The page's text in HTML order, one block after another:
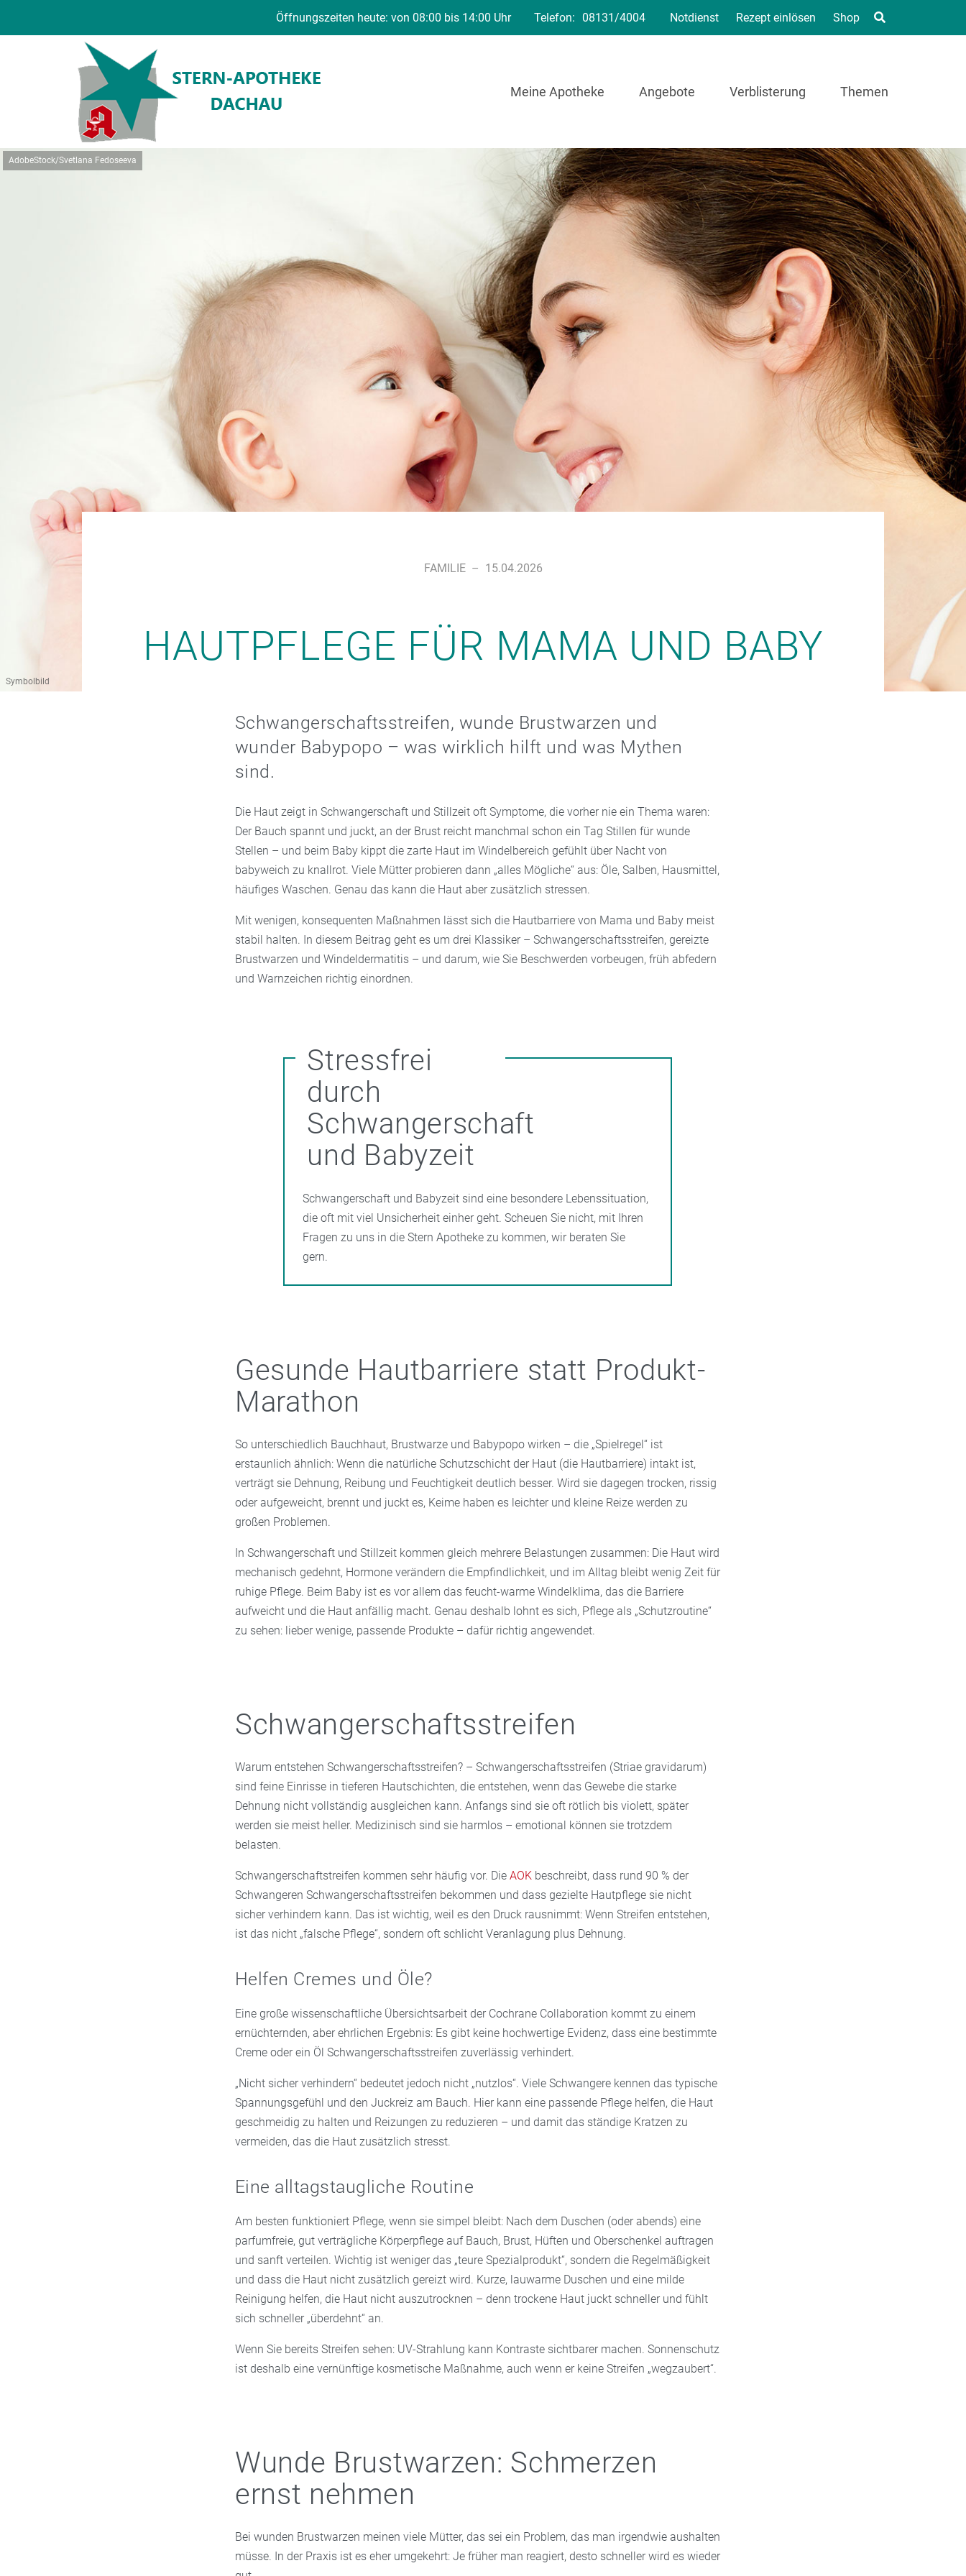
Öffnungszeiten heute: von 08:00 bis 14:00 Uhr Telefon: 08131/4004 Notdienst Rezept einlösen Shop
Meine Apotheke Angebote Verblisterung Themen
AdobeStock/Svetlana Fedoseeva
Symbolbild
FAMILIE – 15.04.2026
HAUTPFLEGE FÜR MAMA UND BABY
Schwangerschaftsstreifen, wunde Brustwarzen und
wunder Babypopo – was wirklich hilft und was Mythen
sind.
Die Haut zeigt in Schwangerschaft und Stillzeit oft Symptome, die vorher nie ein Thema waren:
Der Bauch spannt und juckt, an der Brust reicht manchmal schon ein Tag Stillen für wunde
Stellen – und beim Baby kippt die zarte Haut im Windelbereich gefühlt über Nacht von
babyweich zu knallrot. Viele Mütter probieren dann „alles Mögliche“ aus: Öle, Salben, Hausmittel,
häufiges Waschen. Genau das kann die Haut aber zusätzlich stressen.
Mit wenigen, konsequenten Maßnahmen lässt sich die Hautbarriere von Mama und Baby meist
stabil halten. In diesem Beitrag geht es um drei Klassiker – Schwangerschaftsstreifen, gereizte
Brustwarzen und Windeldermatitis – und darum, wie Sie Beschwerden vorbeugen, früh abfedern
und Warnzeichen richtig einordnen.
Stressfrei
durch
Schwangerschaft
und Babyzeit
Schwangerschaft und Babyzeit sind eine besondere Lebenssituation,
die oft mit viel Unsicherheit einher geht. Scheuen Sie nicht, mit Ihren
Fragen zu uns in die Stern Apotheke zu kommen, wir beraten Sie
gern.
Gesunde Hautbarriere statt Produkt-
Marathon
So unterschiedlich Bauchhaut, Brustwarze und Babypopo wirken – die „Spielregel“ ist
erstaunlich ähnlich: Wenn die natürliche Schutzschicht der Haut (die Hautbarriere) intakt ist,
verträgt sie Dehnung, Reibung und Feuchtigkeit deutlich besser. Wird sie dagegen trocken, rissig
oder aufgeweicht, brennt und juckt es, Keime haben es leichter und kleine Reize werden zu
großen Problemen.
In Schwangerschaft und Stillzeit kommen gleich mehrere Belastungen zusammen: Die Haut wird
mechanisch gedehnt, Hormone verändern die Empfindlichkeit, und im Alltag bleibt wenig Zeit für
ruhige Pflege. Beim Baby ist es vor allem das feucht-warme Windelklima, das die Barriere
aufweicht und die Haut anfällig macht. Genau deshalb lohnt es sich, Pflege als „Schutzroutine“
zu sehen: lieber wenige, passende Produkte – dafür richtig angewendet.
Schwangerschaftsstreifen
Warum entstehen Schwangerschaftsstreifen? – Schwangerschaftsstreifen (Striae gravidarum)
sind feine Einrisse in tieferen Hautschichten, die entstehen, wenn das Gewebe die starke
Dehnung nicht vollständig ausgleichen kann. Anfangs sind sie oft rötlich bis violett, später
werden sie meist heller. Medizinisch sind sie harmlos – emotional können sie trotzdem
belasten.
Schwangerschaftstreifen kommen sehr häufig vor. Die AOKbeschreibt, dass rund 90 % der
Schwangeren Schwangerschaftsstreifen bekommen und dass gezielte Hautpflege sie nicht
sicher verhindern kann. Das ist wichtig, weil es den Druck rausnimmt: Wenn Streifen entstehen,
ist das nicht „falsche Pflege“, sondern oft schlicht Veranlagung plus Dehnung.
Helfen Cremes und Öle?
Eine große wissenschaftliche Übersichtsarbeit der Cochrane Collaboration kommt zu einem
ernüchternden, aber ehrlichen Ergebnis: Es gibt keine hochwertige Evidenz, dass eine bestimmte
Creme oder ein Öl Schwangerschaftsstreifen zuverlässig verhindert.
„Nicht sicher verhindern“ bedeutet jedoch nicht „nutzlos“. Viele Schwangere kennen das typische
Spannungsgefühl und den Juckreiz am Bauch. Hier kann eine passende Pflege helfen, die Haut
geschmeidig zu halten und Reizungen zu reduzieren – und damit das ständige Kratzen zu
vermeiden, das die Haut zusätzlich stresst.
Eine alltagstaugliche Routine
Am besten funktioniert Pflege, wenn sie simpel bleibt: Nach dem Duschen (oder abends) eine
parfumfreie, gut verträgliche Körperpflege auf Bauch, Brust, Hüften und Oberschenkel auftragen
und sanft verteilen. Wichtig ist weniger das „teure Spezialprodukt“, sondern die Regelmäßigkeit
und dass die Haut nicht zusätzlich gereizt wird. Kurze, lauwarme Duschen und eine milde
Reinigung helfen, die Haut nicht auszutrocknen – denn trockene Haut juckt schneller und fühlt
sich schneller „überdehnt“ an.
Wenn Sie bereits Streifen sehen: UV-Strahlung kann Kontraste sichtbarer machen. Sonnenschutz
ist deshalb eine vernünftige kosmetische Maßnahme, auch wenn er keine Streifen „wegzaubert“.
Wunde Brustwarzen: Schmerzen
ernst nehmen
Bei wunden Brustwarzen meinen viele Mütter, das sei ein Problem, das man irgendwie aushalten
müsse. In der Praxis ist es eher umgekehrt: Je früher man reagiert, desto schneller wird es wieder